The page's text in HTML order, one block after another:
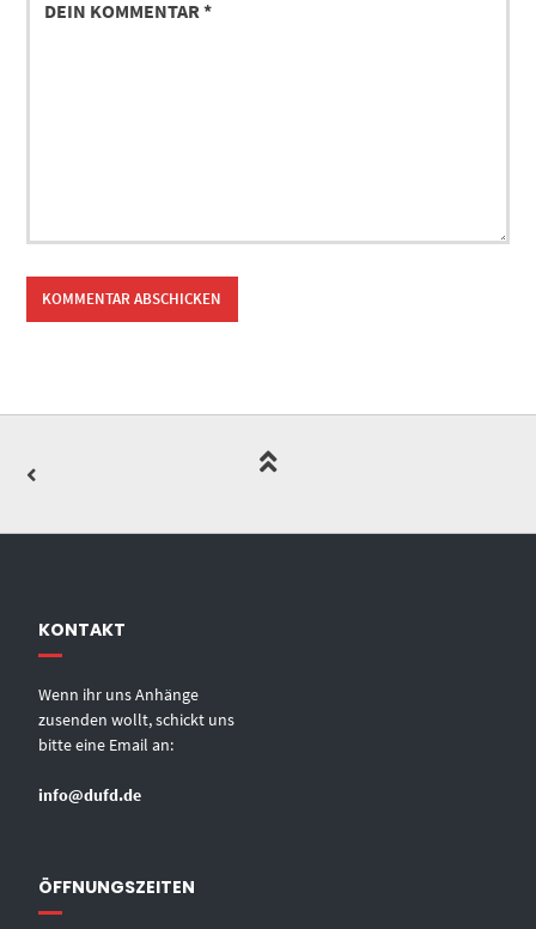
KONTAKT
Wenn ihr uns Anhänge
zusenden wollt, schickt uns
bitte eine Email an:
info@dufd.de
ÖFFNUNGSZEITEN